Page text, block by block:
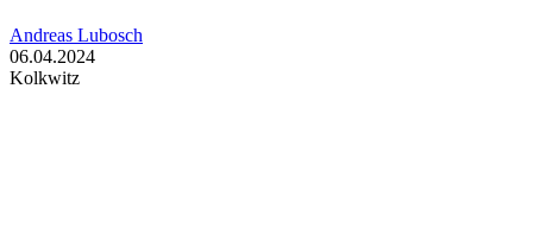
Andreas Lubosch
06.04.2024
Kolkwitz